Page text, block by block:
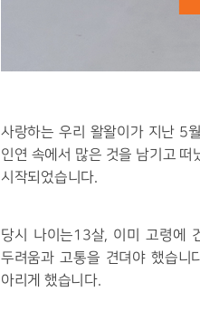
사랑하는 우리 왈왈이가 지난 5
인연 속에서 많은 것을 남기고
시작되었습니다.
당시 나이는13살, 이미 고령에
두려움과 고통을 견뎌야 했습
아리게 했습니다.